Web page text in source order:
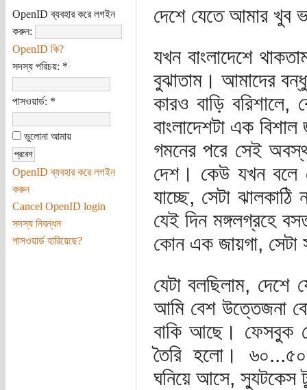
OpenID ব্যবহার করে লগইন
করুন:
OpenID কি?
সদস্য পরিচয়: *
পাসওয়ার্ড: *
ভুলোনা আমায়
OpenID ব্যবহার করে লগইন
করুন
Cancel OpenID login
সদস্য নিবন্ধন
পাসওয়ার্ড হারিয়েছে?
দেশে যেতে আমার খুব
যখন বাংলাদেশে
বুঝাতাম। আমাদের
কারও বাড়ি বরিশালে,
বাংলাদেশটা এক
গমনের পরে সেই
দেশ। কেউ যখন বলে
যাচ্ছে, সেটা
যেই দিন মঙ্গলগ্রহে
কোন এক জায়গা, সেটা
যেটা বলছিলাম, দেশে
আমি বেশ উত্তেজনা
বাকি আছে। ফেসবুক
তৈরি হলো।
ঘনিয়ে আসে, স্যুটকেস